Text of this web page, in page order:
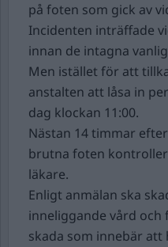
på foten som gick av
Incidenten inträffade
innan de intagna
Men istället för att
anstalten att låsa in
dag klockan 11:00.
Nästan 14 timmar
brutna foten
läkare.
Enligt anmälan ska
inneliggande vård
skada som innebär